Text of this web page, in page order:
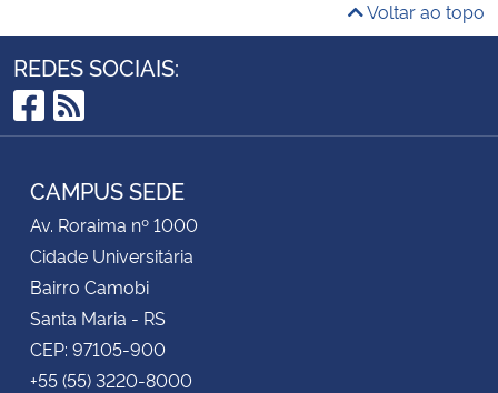
Voltar ao topo
REDES SOCIAIS:
Facebook
RSS
CAMPUS SEDE
Av. Roraima nº 1000
Cidade Universitária
Bairro Camobi
Santa Maria - RS
CEP: 97105-900
+55 (55) 3220-8000